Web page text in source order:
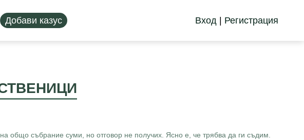
Добави казус Вход | Регистрация
общо събрание суми, но отговор не получих. Ясно е, че трябва да ги съдим.